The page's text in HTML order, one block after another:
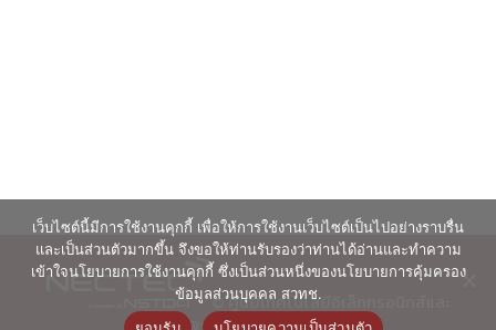
© ศูนย์เทคโนโลยีอิเล็กทรอนิกส์และ
เว็บไซต์นี้มีการใช้งานคุกกี้ เพื่อให้การใช้งานเว็บไซต์เป็นไปอย่างราบรื่น
และเป็นส่วนตัวมากขึ้น จึงขอให้ท่านรับรองว่าท่านได้อ่านและทำความ
เข้าใจนโยบายการใช้งานคุกกี้ ซึ่งเป็นส่วนหนึ่งของนโยบายการคุ้มครอง
ข้อมูลส่วนบุคคล สวทช.